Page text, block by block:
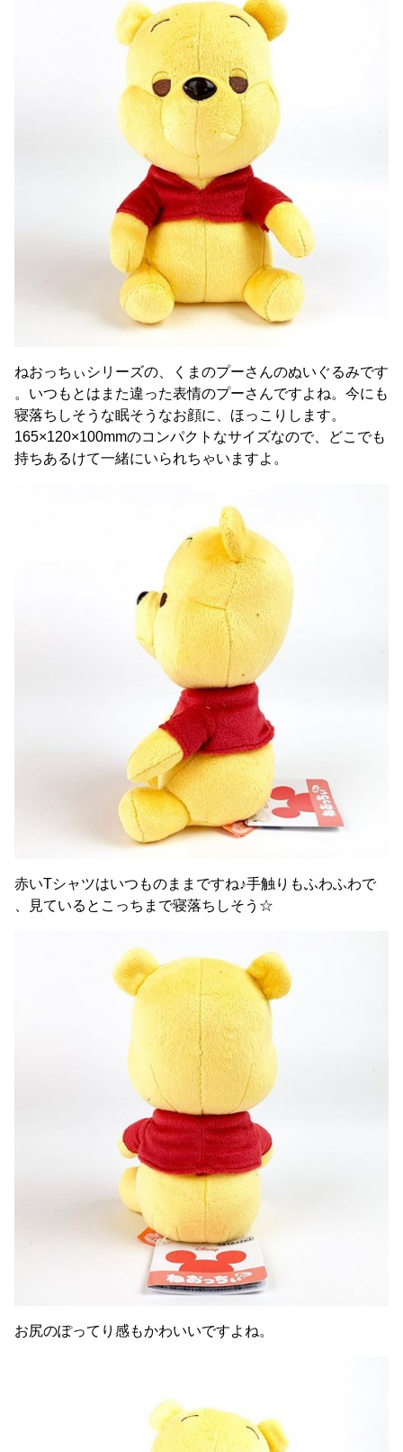
ねおっちぃシリーズの、くまのプーさんのぬいぐるみです
。いつもとはまた違った表情のプーさんですよね。今にも
寝落ちしそうな眠そうなお顔に、ほっこりします。
165×120×100mmのコンパクトなサイズなので、どこでも
持ちあるけて一緒にいられちゃいますよ。
赤いTシャツはいつものままですね♪手触りもふわふわで
、見ているとこっちまで寝落ちしそう☆
お尻のぽってり感もかわいいですよね。